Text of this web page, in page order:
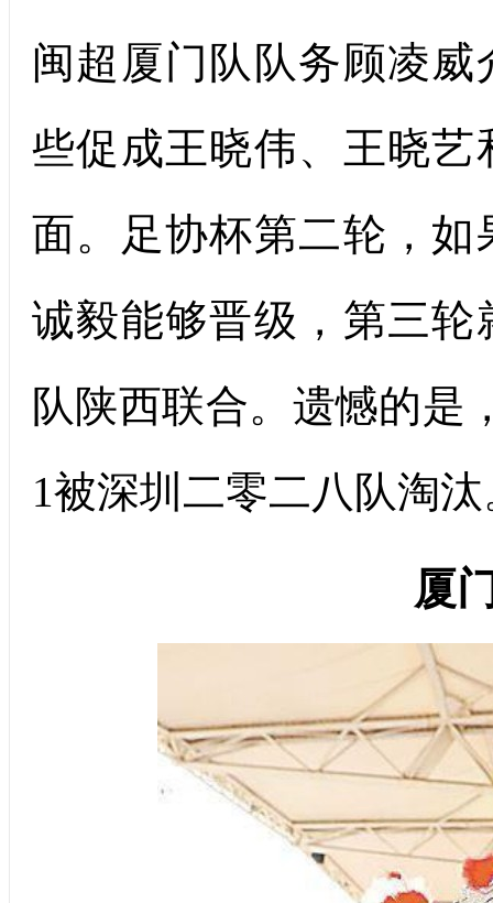
闽超厦门队队务顾凌
些促成王晓伟、王晓
面。足协杯第二轮，
诚毅能够晋级，第三
队陕西联合。遗憾的是
1被深圳二零二八队淘汰
厦